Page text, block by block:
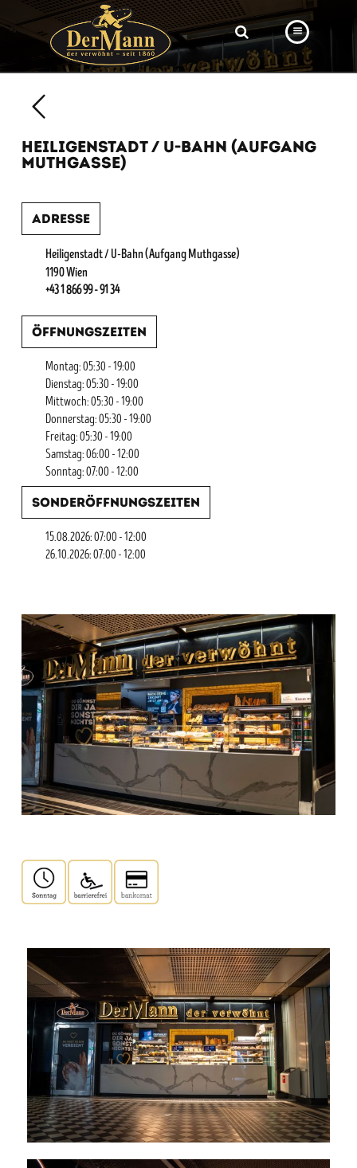
BÄCKEREI
NEWS
HEILIGENSTADT / U-BAHN (AUFGANG
MUTHGASSE)
Adresse
Heiligenstadt / U-Bahn (Aufgang Muthgasse)
1190 Wien
+43 1 866 99 - 91 34
Öffnungszeiten
Montag: 05:30 - 19:00
Dienstag: 05:30 - 19:00
Mittwoch: 05:30 - 19:00
Donnerstag: 05:30 - 19:00
Freitag: 05:30 - 19:00
Samstag: 06:00 - 12:00
Sonntag: 07:00 - 12:00
Sonderöffnungszeiten
15.08.2026: 07:00 - 12:00
26.10.2026: 07:00 - 12:00